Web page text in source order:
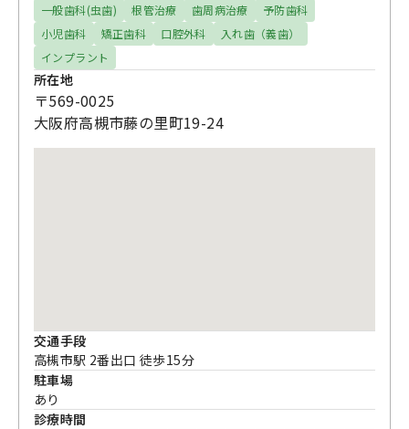
一般歯科(虫歯) 根管治療 歯周病治療
予防歯科
小児歯科
矯正歯科 口腔外科
入れ歯（義歯）
インプラント
所在地
〒569-0025
大阪府高槻市藤の里町19-24
交通手段
高槻市駅 2番出口 徒歩15分
駐車場
あり
診療時間